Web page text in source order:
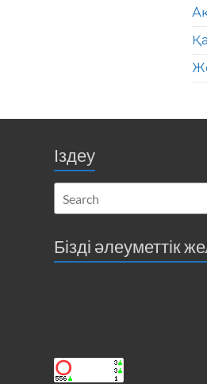
Іздеу
Бізді әлеуметтік